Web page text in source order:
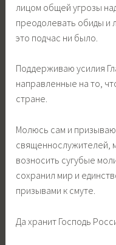
лицом общей угрозы
преодолевать обиды и
это подчас ни было.
Поддерживаю усилия
направленные на то,
стране.
Молюсь сам и
священнослужителей,
возносить сугубые
сохранил мир и
призывами к смуте.
Да хранит Господь